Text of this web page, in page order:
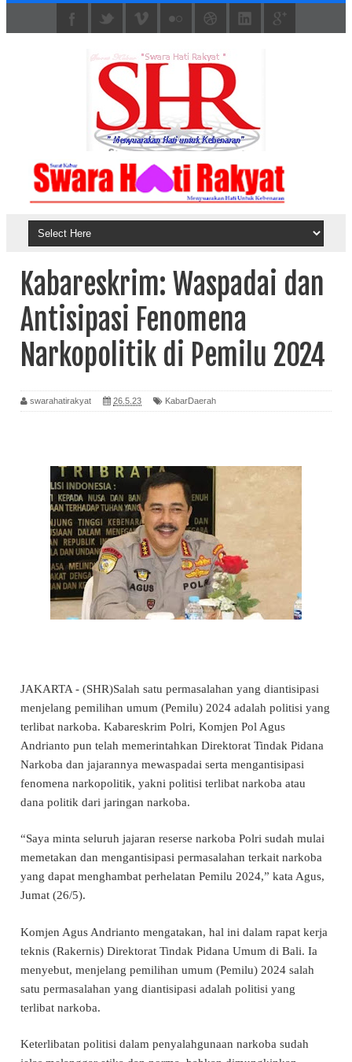
Kabareskrim: Waspadai dan
Antisipasi Fenomena
Narkopolitik di Pemilu 2024
swarahatirakyat 26.5.23 KabarDaerah
JAKARTA - (SHR)Salah satu permasalahan yang diantisipasi
menjelang pemilihan umum (Pemilu) 2024 adalah politisi yang
terlibat narkoba. Kabareskrim Polri, Komjen Pol Agus
Andrianto pun telah memerintahkan Direktorat Tindak Pidana
Narkoba dan jajarannya mewaspadai serta mengantisipasi
fenomena narkopolitik, yakni politisi terlibat narkoba atau
dana politik dari jaringan narkoba.
“Saya minta seluruh jajaran reserse narkoba Polri sudah mulai
memetakan dan mengantisipasi permasalahan terkait narkoba
yang dapat menghambat perhelatan Pemilu 2024,” kata Agus,
Jumat (26/5).
Komjen Agus Andrianto mengatakan, hal ini dalam rapat kerja
teknis (Rakernis) Direktorat Tindak Pidana Umum di Bali. Ia
menyebut, menjelang pemilihan umum (Pemilu) 2024 salah
satu permasalahan yang diantisipasi adalah politisi yang
terlibat narkoba.
Keterlibatan politisi dalam penyalahgunaan narkoba sudah